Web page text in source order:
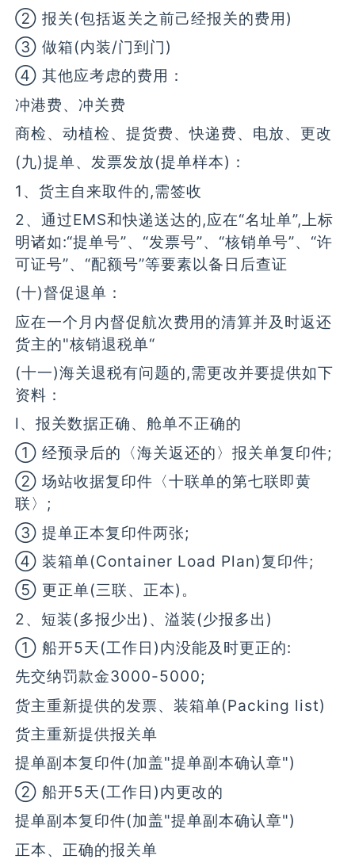
② 报关(包括返关之前己经报关的费用)
③ 做箱(内装/门到门)
④ 其他应考虑的费用：
冲港费、冲关费
商检、动植检、提货费、快递费、电放、更改
(九)提单、发票发放(提单样本)：
1、货主自来取件的,需签收
2、通过EMS和快递送达的,应在“名址单”,上标
明诸如:“提单号”、“发票号”、“核销单号”、“许
可证号”、“配额号”等要素以备日后查证
(十)督促退单：
应在一个月内督促航次费用的清算并及时返还
货主的"核销退税单“
(十一)海关退税有问题的,需更改并要提供如下
资料：
l、报关数据正确、舱单不正确的
① 经预录后的〈海关返还的〉报关单复印件;
② 场站收据复印件〈十联单的第七联即黄
联〉;
③ 提单正本复印件两张;
④ 装箱单(Container Load Plan)复印件;
⑤ 更正单(三联、正本)。
2、短装(多报少出)、溢装(少报多出)
① 船开5天(工作日)内没能及时更正的:
先交纳罚款金3000-5000;
货主重新提供的发票、装箱单(Packing list)
货主重新提供报关单
提单副本复印件(加盖"提单副本确认章")
② 船开5天(工作日)内更改的
提单副本复印件(加盖"提单副本确认章")
正本、正确的报关单